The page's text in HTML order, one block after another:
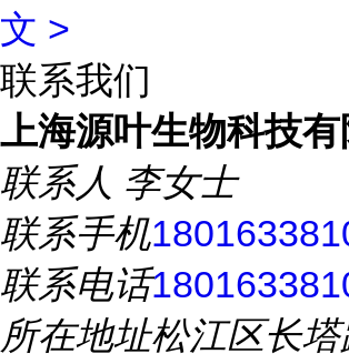
文 >
联系我们
上海源叶生物科技有
联系人 李女士
联系手机
联系电话
所在地址松江区长